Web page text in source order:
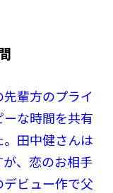
輩方のプライ
な時間を共有
田中健さんは
、恋のお相手
ビュー作で父